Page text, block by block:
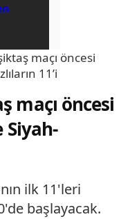
maçı öncesi
11’i
maçı öncesi
ilk 11'leri
başlayacak.